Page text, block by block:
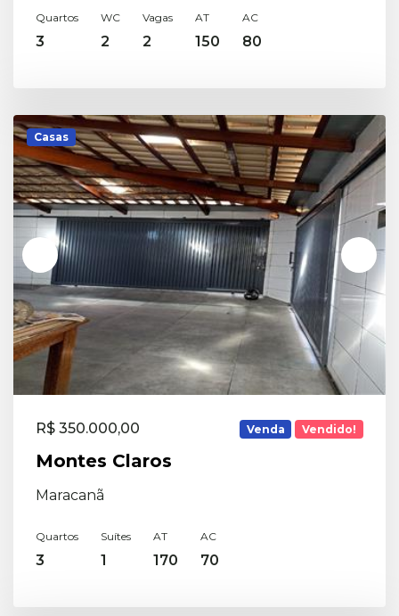
Quartos
3
WC
2
Vagas
2
AT
150
AC
80
Casas
R$ 350.000,00 Venda Vendido!
Montes Claros
Maracanã
Quartos
3
Suítes
1
AT
170
AC
70